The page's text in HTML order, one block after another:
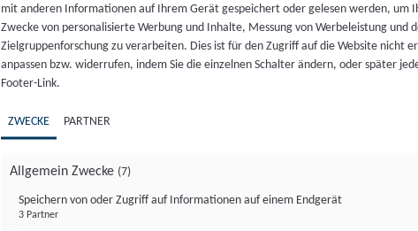
mit anderen Informationen auf Ihrem Gerät gespeichert oder gelesen werden, um
Zwecke von personalisierte Werbung und Inhalte, Messung von Werbeleistung und
Zielgruppenforschung zu verarbeiten. Dies ist für den Zugriff auf die Website nicht
anpassen bzw. widerrufen, indem Sie die einzelnen Schalter ändern, oder später
Footer-Link.
ZWECKE PARTNER
Allgemein Zwecke (7)
Speichern von oder Zugriff auf Informationen auf einem Endgerät
3 Partner